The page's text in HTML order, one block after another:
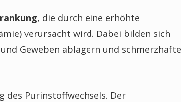
, die durch eine erhöhte
verursacht wird. Dabei bilden sich
Geweben ablagern und schmerzhafte
des Purinstoffwechsels. Der